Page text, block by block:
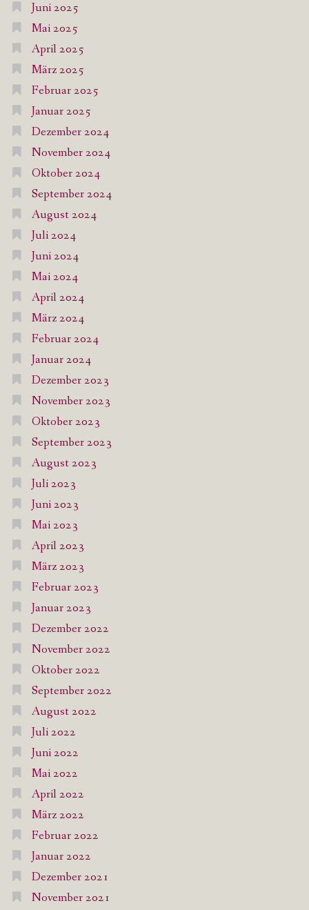
Juni 2025
Mai 2025
April 2025
März 2025
Februar 2025
Januar 2025
Dezember 2024
November 2024
Oktober 2024
September 2024
August 2024
Juli 2024
Juni 2024
Mai 2024
April 2024
März 2024
Februar 2024
Januar 2024
Dezember 2023
November 2023
Oktober 2023
September 2023
August 2023
Juli 2023
Juni 2023
Mai 2023
April 2023
März 2023
Februar 2023
Januar 2023
Dezember 2022
November 2022
Oktober 2022
September 2022
August 2022
Juli 2022
Juni 2022
Mai 2022
April 2022
März 2022
Februar 2022
Januar 2022
Dezember 2021
November 2021